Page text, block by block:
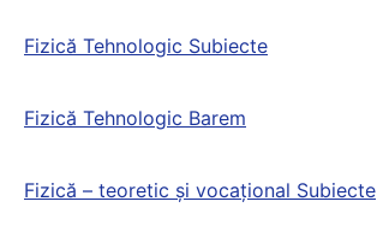
Fizică Tehnologic Subiecte
Fizică Tehnologic Barem
Fizică – teoretic și vocațional Subiecte